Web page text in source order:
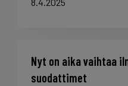
Nyt on aika vaihtaa
suodattimet